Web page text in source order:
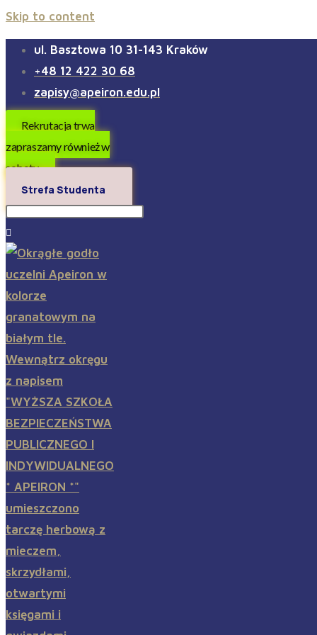
Skip to content
ul. Basztowa 10 31-143 Kraków
+48 12 422 30 68
zapisy@apeiron.edu.pl
Rekrutacja trwa
zapraszamy również w
soboty
Strefa Studenta